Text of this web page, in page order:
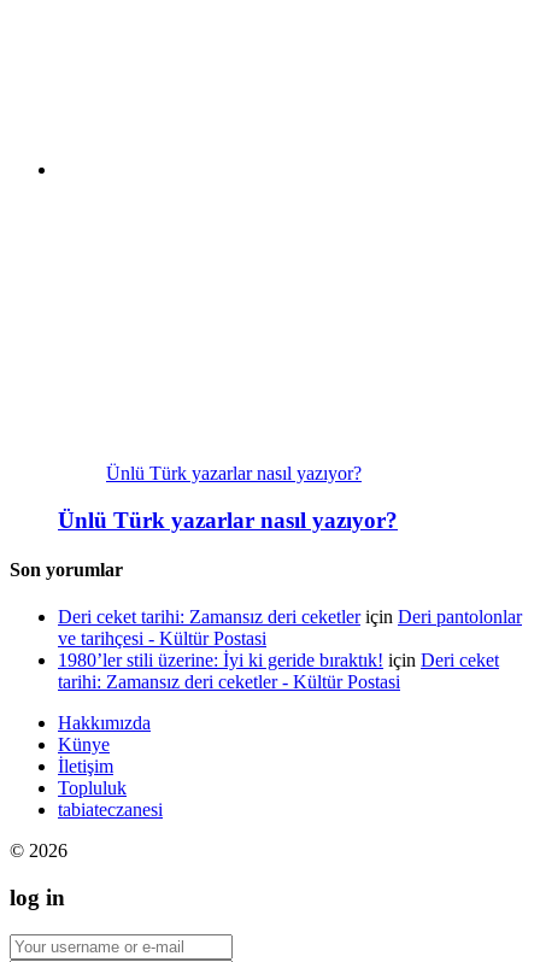
Ünlü Türk yazarlar nasıl yazıyor?
Ünlü Türk yazarlar nasıl yazıyor?
Son yorumlar
Deri ceket tarihi: Zamansız deri ceketleriçin Deri pantolonlar
ve tarihçesi - Kültür Postasi
1980’ler stili üzerine: İyi ki geride bıraktık! için Deri ceket
tarihi: Zamansız deri ceketler - Kültür Postasi
Hakkımızda
Künye
İletişim
Topluluk
tabiateczanesi
© 2026
log in